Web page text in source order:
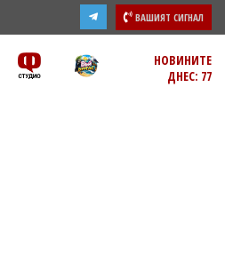
ВАШИЯТ СИГНАЛ
НОВИНИТЕ
ДНЕС: 77